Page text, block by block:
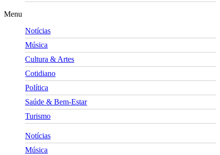
Menu
Notícias
Música
Cultura & Artes
Cotidiano
Política
Saúde & Bem-Estar
Turismo
Notícias
Música